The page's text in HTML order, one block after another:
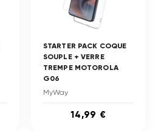
STARTER PACK COQUE
SOUPLE + VERRE
TREMPE MOTOROLA
G06
MyWay
14,99 €